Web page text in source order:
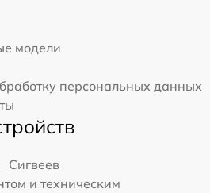
модели
персональных данных
Сигвеев
и техническим